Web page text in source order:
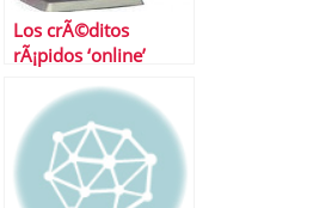
Los crÃ©ditos
rÃ¡pidos ‘online’
interÃ©s